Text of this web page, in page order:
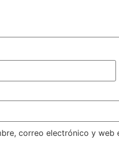
correo electrónico y